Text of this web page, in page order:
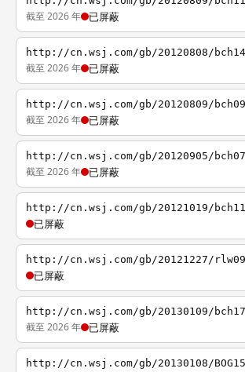
截至 2026 年 已屏蔽
http://cn.wsj.com/gb/20120808/
截至 2026 年 已屏蔽
http://cn.wsj.com/gb/20120809/
截至 2026 年 已屏蔽
http://cn.wsj.com/gb/20120905/
截至 2026 年 已屏蔽
http://cn.wsj.com/gb/20121019/
已屏蔽
http://cn.wsj.com/gb/20121227/
已屏蔽
http://cn.wsj.com/gb/20130109/
截至 2026 年 已屏蔽
http://cn.wsj.com/gb/20130108/